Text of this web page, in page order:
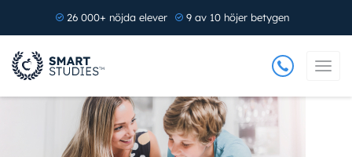
26 000+ nöjda elever 9 av 10 höjer betygen